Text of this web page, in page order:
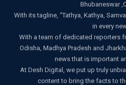
Bhubaneswar
With its tagline, “Tathya, Kathya,
in every
With a team of dedicated reporters
Odisha, Madhya Pradesh and
news that is important
At Desh Digital, we put up truly
content to bring the facts to